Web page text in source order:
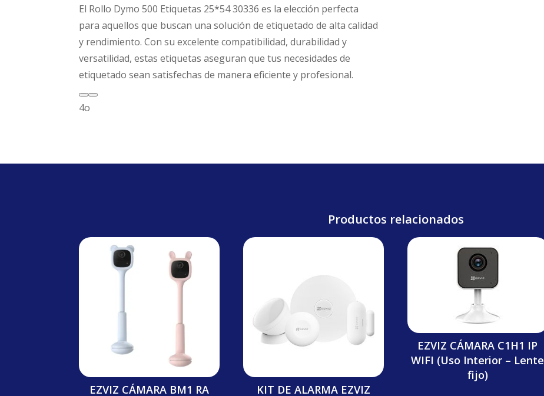
El Rollo Dymo 500 Etiquetas 25*54 30336 es la elección perfecta
para aquellos que buscan una solución de etiquetado de alta calidad
y rendimiento. Con su excelente compatibilidad, durabilidad y
versatilidad, estas etiquetas aseguran que tus necesidades de
etiquetado sean satisfechas de manera eficiente y profesional.
4o
Productos relacionados
EZVIZ CÁMARA BM1 RA KIT DE ALARMA EZVIZ
EZVIZ CÁMARA C1H1 IP
WIFI (Uso Interior – Lente
fijo)